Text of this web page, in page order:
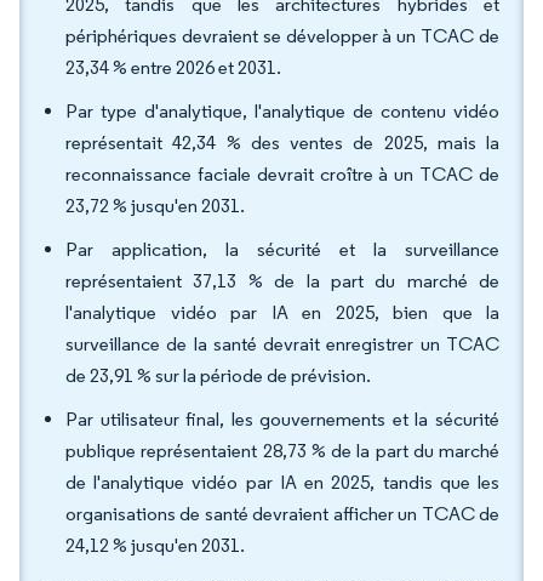
périphériques devraient se développer à un TCAC de
23,34 % entre 2026 et 2031.
Par type d'analytique, l'analytique de contenu vidéo
représentait 42,34 % des ventes de 2025, mais la
reconnaissance faciale devrait croître à un TCAC de
23,72 % jusqu'en 2031.
Par application, la sécurité et la surveillance
représentaient 37,13 % de la part du marché de
l'analytique vidéo par IA en 2025, bien que la
surveillance de la santé devrait enregistrer un TCAC
de 23,91 % sur la période de prévision.
Par utilisateur final, les gouvernements et la sécurité
publique représentaient 28,73 % de la part du marché
de l'analytique vidéo par IA en 2025, tandis que les
organisations de santé devraient afficher un TCAC de
24,12 % jusqu'en 2031.